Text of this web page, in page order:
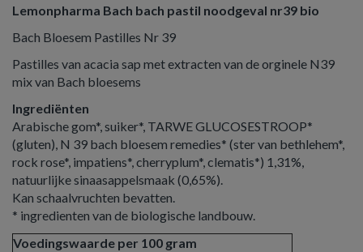
Lemonpharma Bach bach pastil noodgeval nr39 bio
Bach Bloesem Pastilles Nr 39
Pastilles van acacia sap met extracten van de orginele N39
mix van Bach bloesems
Ingrediënten
Arabische gom*, suiker*, TARWE GLUCOSESTROOP*
(gluten), N 39 bach bloesem remedies* (ster van bethlehem*,
rock rose*, impatiens*, cherryplum*, clematis*) 1,31%,
natuurlijke sinaasappelsmaak (0,65%).
Kan schaalvruchten bevatten.
* ingredienten van de biologische landbouw.
Voedingswaarde per 100 gram